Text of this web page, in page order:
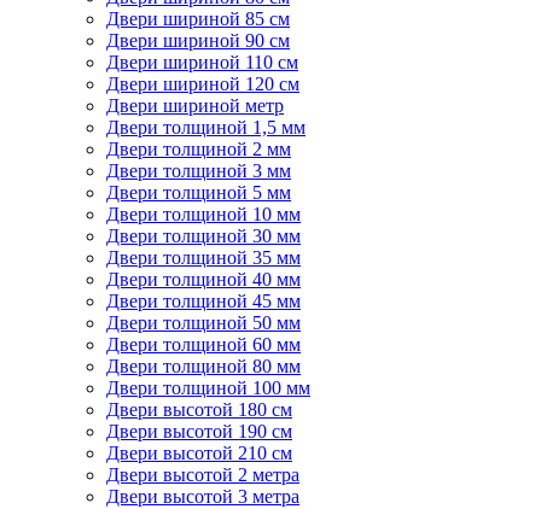
Двери шириной 85 см
Двери шириной 90 см
Двери шириной 110 см
Двери шириной 120 см
Двери шириной метр
Двери толщиной 1,5 мм
Двери толщиной 2 мм
Двери толщиной 3 мм
Двери толщиной 5 мм
Двери толщиной 10 мм
Двери толщиной 30 мм
Двери толщиной 35 мм
Двери толщиной 40 мм
Двери толщиной 45 мм
Двери толщиной 50 мм
Двери толщиной 60 мм
Двери толщиной 80 мм
Двери толщиной 100 мм
Двери высотой 180 см
Двери высотой 190 см
Двери высотой 210 см
Двери высотой 2 метра
Двери высотой 3 метра